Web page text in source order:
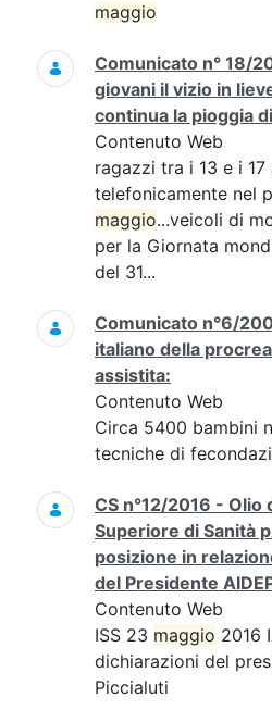
maggio
Comunicato n° 18/
giovani il vizio in
continua la pioggia
Contenuto Web
ragazzi tra i 13 e i
telefonicamente nel
maggio...veicoli di
per la Giornata
del 31...
Comunicato n°6/
italiano della
assistita:
Contenuto Web
Circa 5400 bambini
tecniche di
CS n°12/2016 - Olio
Superiore di Sanità
posizione in
del Presidente
Contenuto Web
ISS 23 maggio 2016
dichiarazioni del
Piccialuti